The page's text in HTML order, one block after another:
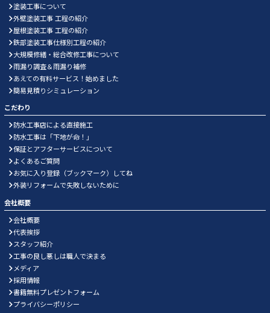
塗装工事について
外壁塗装工事 工程の紹介
屋根塗装工事 工程の紹介
鉄部塗装工事仕様別工程の紹介
大規模修繕・総合改修工事について
雨漏り調査＆雨漏り補修
あえての有料サービス！始めました
簡易見積りシミュレーション
こだわり
防水工事店による直接施工
防水工事は「下地が命！」
保証とアフターサービスについて
よくあるご質問
お気に入り登録（ブックマーク）してね
外装リフォームで失敗しないために
会社概要
会社概要
代表挨拶
スタッフ紹介
工事の良し悪しは職人で決まる
メディア
採用情報
書籍無料プレゼントフォーム
プライバシーポリシー